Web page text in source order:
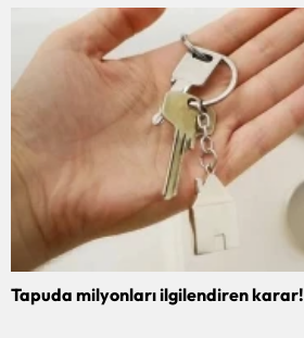
Tapuda milyonları ilgilendiren karar!